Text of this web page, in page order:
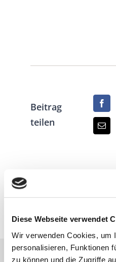
Diese Webseite verwendet
Wir verwenden Cookies, um
personalisieren, Funktionen
zu können und die Zugriffe
Beitrag
teilen